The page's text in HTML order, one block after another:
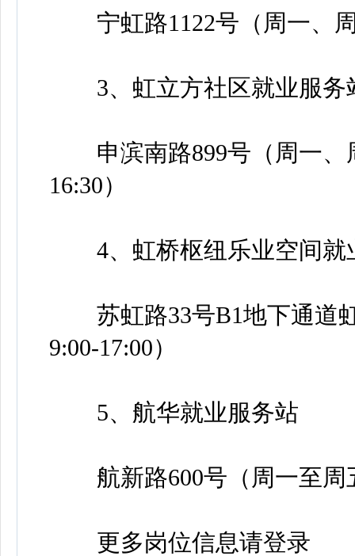
宁虹路1122号（周一、周
3、虹立方社区就业服务
申滨南路899号（周一、
16:30）
4、虹桥枢纽乐业空间就
苏虹路33号B1地下通道
9:00-17:00）
5、航华就业服务站
航新路600号（周一至周
更多岗位信息请登录